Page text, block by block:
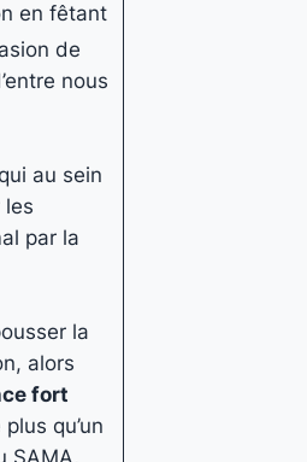
en fêtant
de
nous
au sein
les
par la
la
alors
fort
qu’un